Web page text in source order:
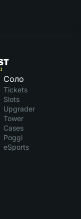
Соло
Tickets
Slots
Upgrader
Tower
Cases
Poggi
eSports